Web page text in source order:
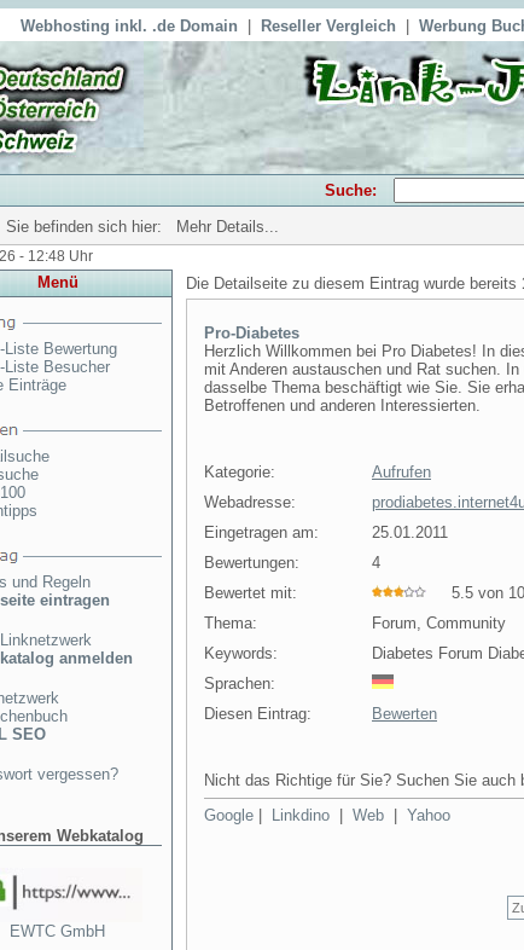
Webhosting inkl. .de Domain Reseller Vergleich Werbung
Suche:
Sie befinden sich hier: Mehr Details...
- 12:48 Uhr
Menü
Liste Bewertung
Liste Besucher
Einträge
und Regeln
eintragen
anmelden
SEO
vergessen?
Webkatalog
EWTC GmbH
Die Detailseite zu diesem Eintrag wurde bereits
Pro-Diabetes
Herzlich Willkommen bei Pro Diabetes! In
mit Anderen austauschen und Rat suchen.
dasselbe Thema beschäftigt wie Sie. Sie
Betroffenen und anderen Interessierten.
Kategorie:
Aufrufen
Webadresse:
Eingetragen am:
25.01.2011
Bewertungen:
4
Bewertet mit:
5.5 von
Thema:
Forum, Community
Keywords:
Diabetes Forum
Sprachen:
Diesen Eintrag:
Bewerten
Nicht das Richtige für Sie? Suchen Sie auch
Google
Linkdino Web Yahoo